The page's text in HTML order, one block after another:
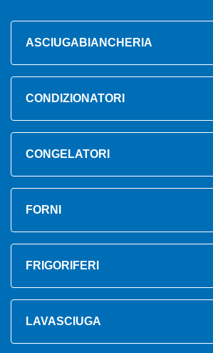
ASCIUGABIANCHERIA
CONDIZIONATORI
CONGELATORI
FORNI
FRIGORIFERI
LAVASCIUGA